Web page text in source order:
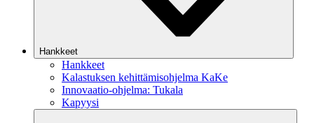
Hankkeet
Hankkeet
Kalastuksen kehittämisohjelma KaKe
Innovaatio-ohjelma: Tukala
Kapyysi